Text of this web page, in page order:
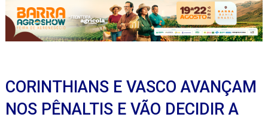
CORINTHIANS E VASCO AVANÇAM
NOS PÊNALTIS E VÃO DECIDIR A